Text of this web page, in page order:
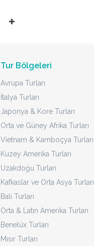
Tur Bölgeleri
Avrupa Turları
İtalya Turları
Japonya & Kore Turları
Orta ve Güney Afrika Turları
Vietnam & Kamboçya Turları
Kuzey Amerika Turları
Uzakdoğu Turları
Kafkaslar ve Orta Asya Turları
Bali Turları
Orta & Latin Amerika Turları
Benelüx Turları
Mısır Turları